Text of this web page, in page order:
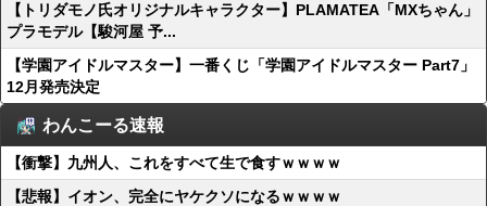
【トリダモノ氏オリジナルキャラクター】PLAMATEA「MXちゃん」
プラモデル【駿河屋 予...
【学園アイドルマスター】一番くじ「学園アイドルマスター Part7」
12月発売決定
わんこーる速報
【衝撃】九州人、これをすべて生で食すｗｗｗｗ
【悲報】イオン、完全にヤケクソになるｗｗｗｗ